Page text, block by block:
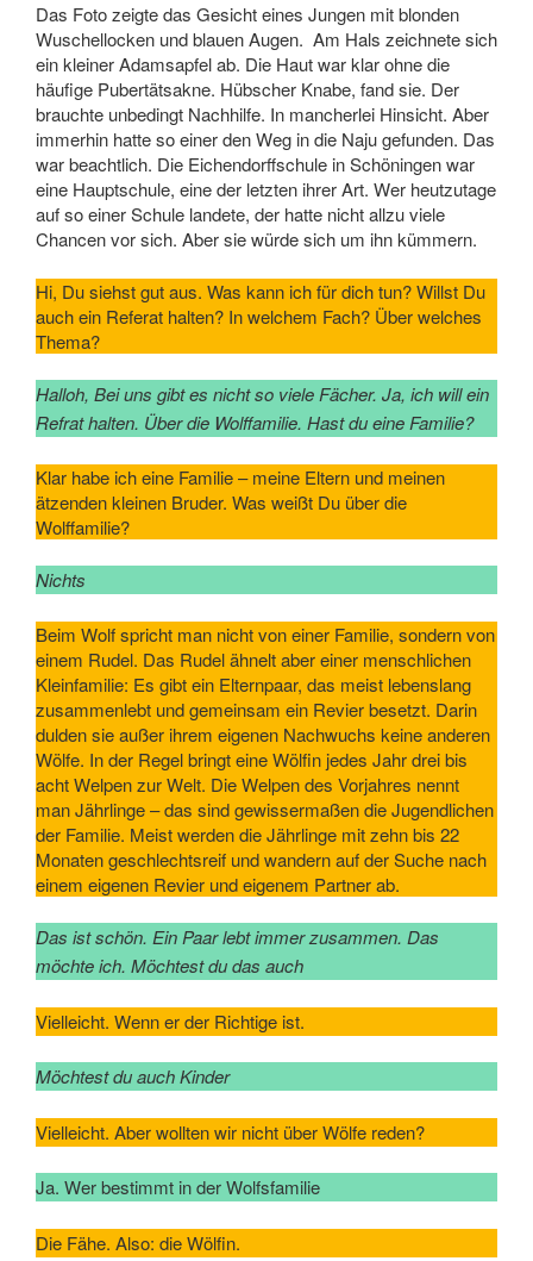
Das Foto zeigte das Gesicht eines Jungen mit blonden
Wuschellocken und blauen Augen. Am Hals zeichnete sich
ein kleiner Adamsapfel ab. Die Haut war klar ohne die
häufige Pubertätsakne. Hübscher Knabe, fand sie. Der
brauchte unbedingt Nachhilfe. In mancherlei Hinsicht. Aber
immerhin hatte so einer den Weg in die Naju gefunden. Das
war beachtlich. Die Eichendorffschule in Schöningen war
eine Hauptschule, eine der letzten ihrer Art. Wer heutzutage
auf so einer Schule landete, der hatte nicht allzu viele
Chancen vor sich. Aber sie würde sich um ihn kümmern.
Hi, Du siehst gut aus. Was kann ich für dich tun? Willst Du
auch ein Referat halten? In welchem Fach? Über welches
Thema?
Halloh, Bei uns gibt es nicht so viele Fächer. Ja, ich will ein
Refrat halten. Über die Wolffamilie. Hast du eine Familie?
Klar habe ich eine Familie – meine Eltern und meinen
ätzenden kleinen Bruder. Was weißt Du über die
Wolffamilie?
Nichts
Beim Wolf spricht man nicht von einer Familie, sondern von
einem Rudel. Das Rudel ähnelt aber einer menschlichen
Kleinfamilie: Es gibt ein Elternpaar, das meist lebenslang
zusammenlebt und gemeinsam ein Revier besetzt. Darin
dulden sie außer ihrem eigenen Nachwuchs keine anderen
Wölfe. In der Regel bringt eine Wölfin jedes Jahr drei bis
acht Welpen zur Welt. Die Welpen des Vorjahres nennt
man Jährlinge – das sind gewissermaßen die Jugendlichen
der Familie. Meist werden die Jährlinge mit zehn bis 22
Monaten geschlechtsreif und wandern auf der Suche nach
einem eigenen Revier und eigenem Partner ab.
Das ist schön. Ein Paar lebt immer zusammen. Das
möchte ich. Möchtest du das auch
Vielleicht. Wenn er der Richtige ist.
Möchtest du auch Kinder
Vielleicht. Aber wollten wir nicht über Wölfe reden?
Ja. Wer bestimmt in der Wolfsfamilie
Die Fähe. Also: die Wölfin.